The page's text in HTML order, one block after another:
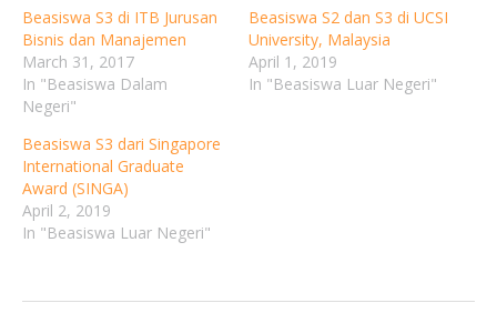
Beasiswa S3 di ITB Jurusan
Bisnis dan Manajemen
March 31, 2017
In "Beasiswa Dalam
Negeri"
Beasiswa S2 dan S3 di UCSI
University, Malaysia
April 1, 2019
In "Beasiswa Luar Negeri"
Beasiswa S3 dari Singapore
International Graduate
Award (SINGA)
April 2, 2019
In "Beasiswa Luar Negeri"